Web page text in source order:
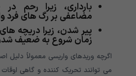
بارداری، زیرا رحم
مضاعفی بر رگ های فرد
پیر شدن، زیرا دریچه
زمان شروع به ضعیف
اگرچه وریدهای واریسی معمولاً دلیل
می توانند تحریک کننده و گاهی